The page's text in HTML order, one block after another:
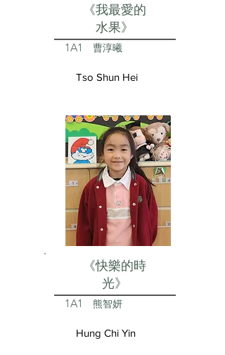
《我最愛的
水果》
1A1 曹淳曦
Tso Shun Hei
《快樂的時
光》
1A1 熊智妍
Hung Chi Yin